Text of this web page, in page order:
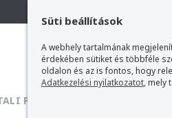
Süti beállítások
A webhely tartalmának
érdekében sütiket és többféle
oldalon és az is fontos, hogy
Adatkezelési nyilatkozatot, mely
PC